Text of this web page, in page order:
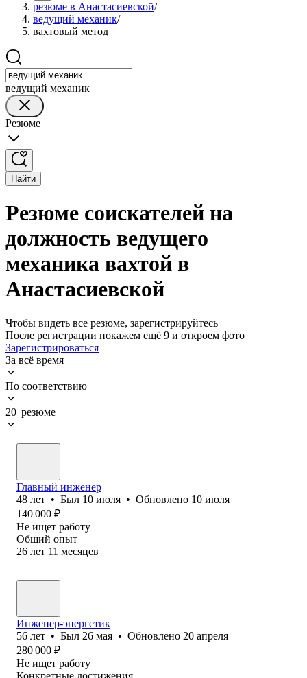
резюме в Анастасиевской/
ведущий механик/
вахтовый метод
ведущий механик
Резюме
Найти
Резюме соискателей на
должность ведущего
механика вахтой в
Анастасиевской
Чтобы видеть все резюме, зарегистрируйтесь
После регистрации покажем ещё 9 и откроем фото
Зарегистрироваться
За всё время
По соответствию
20 резюме
Главный инженер
48 лет • Был 10 июля • Обновлено 10 июля
140 000 ₽
Не ищет работу
Общий опыт
26 лет 11 месяцев
Инженер-энергетик
56 лет • Был 26 мая • Обновлено 20 апреля
280 000 ₽
Не ищет работу
Конкретные достижения